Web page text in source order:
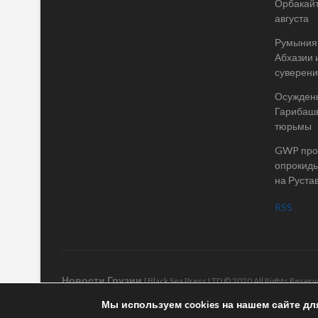
августа
Румыния
Абхазии
тюрьмы
GWP
на
RSS
Новости Грузии| Black Sea Press LTD © 2020 All Rights
Мы используем cookies на нашем сайте